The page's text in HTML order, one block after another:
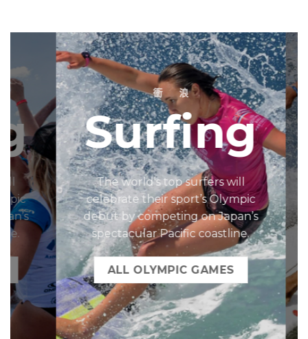
衝 浪
Surfing
The world’s top surfers will
celebrate their sport’s Olympic
debut by competing on Japan’s
spectacular Pacific coastline.
ALL OLYMPIC GAMES